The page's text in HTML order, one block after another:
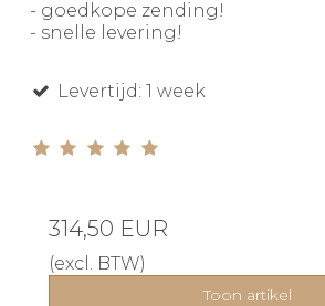
- goedkope zending!
- snelle levering!
Levertijd: 1 week
314,50 EUR
(excl. BTW)
Toon artikel